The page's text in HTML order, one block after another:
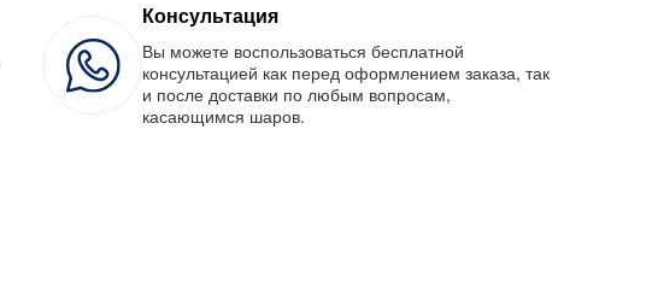
Консультация
Вы можете воспользоваться бесплатной
консультацией как перед оформлением заказа, так
и после доставки по любым вопросам,
касающимся шаров.